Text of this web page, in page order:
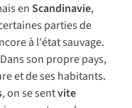
enScandinavie,
parties de
à l'état sauvage.
son propre pays,
et de ses habitants.
, on se sentvite